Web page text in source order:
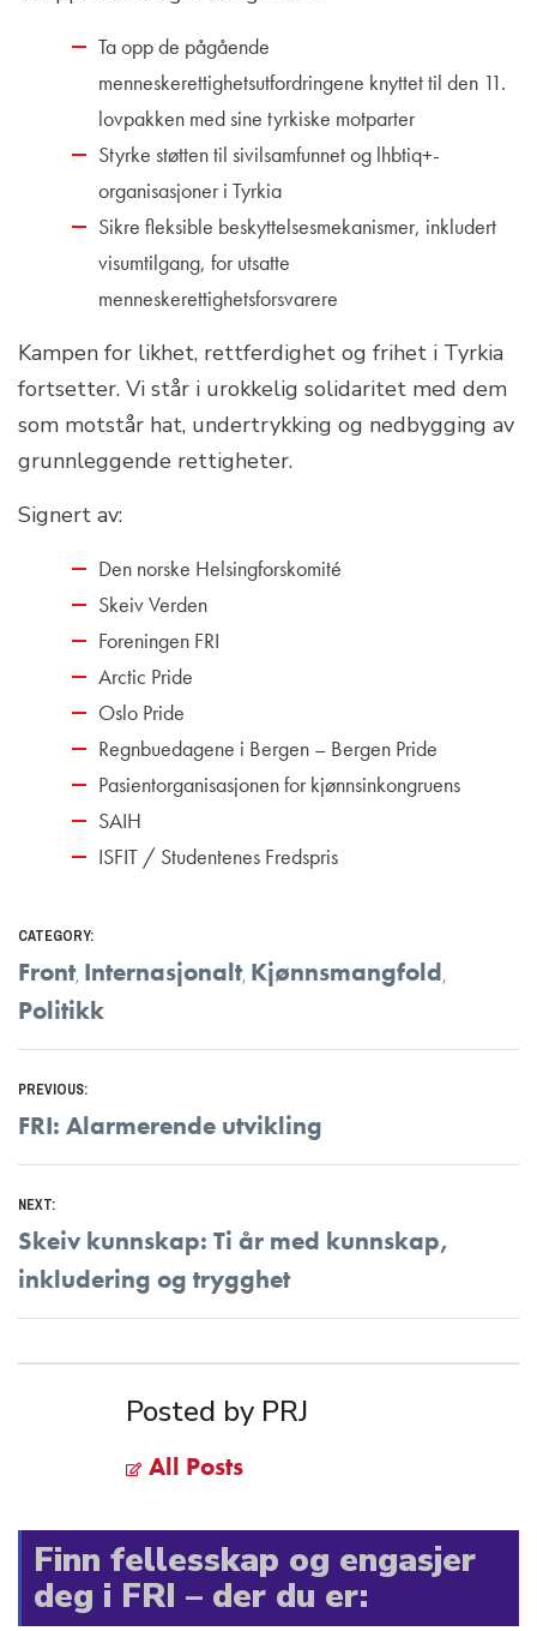
Ta opp de pågående
menneskerettighetsutfordringene knyttet til den 11.
lovpakken med sine tyrkiske motparter
Styrke støtten til sivilsamfunnet og lhbtiq+-
organisasjoner i Tyrkia
Sikre fleksible beskyttelsesmekanismer, inkludert
visumtilgang, for utsatte
menneskerettighetsforsvarere
Kampen for likhet, rettferdighet og frihet i Tyrkia
fortsetter. Vi står i urokkelig solidaritet med dem
som motstår hat, undertrykking og nedbygging av
grunnleggende rettigheter.
Signert av:
Den norske Helsingforskomité
Skeiv Verden
Foreningen FRI
Arctic Pride
Oslo Pride
Regnbuedagene i Bergen – Bergen Pride
Pasientorganisasjonen for kjønnsinkongruens
SAIH
ISFIT / Studentenes Fredspris
CATEGORY:
Front, Internasjonalt, Kjønnsmangfold,
Politikk
Innleggsnavigasjon
PREVIOUS:
Previous
post:
FRI: Alarmerende utvikling
NEXT:
Next
post:
Skeiv kunnskap: Ti år med kunnskap,
inkludering og trygghet
Posted by PRJ
All Posts
Finn fellesskap og engasjer
deg i FRI – der du er: